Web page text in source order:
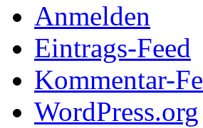
Anmelden
Eintrags-Feed
Kommentar-
WordPress.org